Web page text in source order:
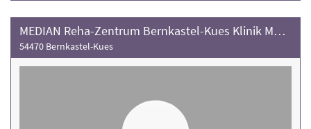
MEDIAN Reha-Zentrum Bernkastel-Kues Klinik Moselhöhe
54470 Bernkastel-Kues